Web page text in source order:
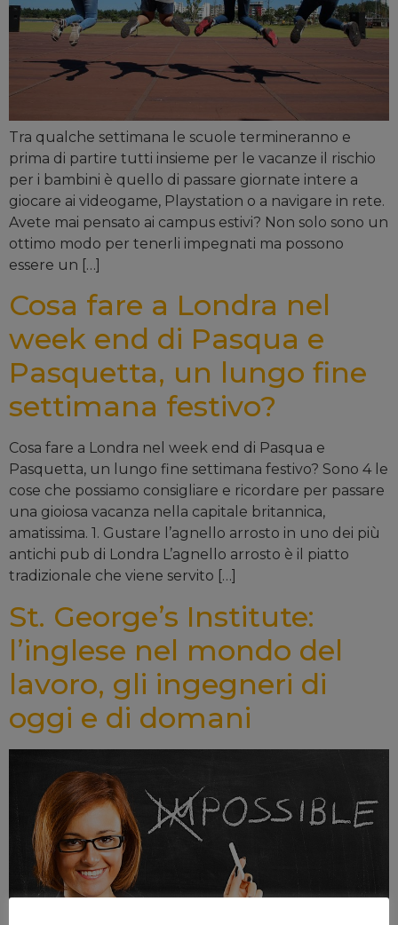
Tra qualche settimana le scuole termineranno e
prima di partire tutti insieme per le vacanze il rischio
per i bambini è quello di passare giornate intere a
giocare ai videogame, Playstation o a navigare in rete.
Avete mai pensato ai campus estivi? Non solo sono un
ottimo modo per tenerli impegnati ma possono
essere un […]
Cosa fare a Londra nel
week end di Pasqua e
Pasquetta, un lungo fine
settimana festivo?
Cosa fare a Londra nel week end di Pasqua e
Pasquetta, un lungo fine settimana festivo? Sono 4 le
cose che possiamo consigliare e ricordare per passare
una gioiosa vacanza nella capitale britannica,
amatissima. 1. Gustare l’agnello arrosto in uno dei più
antichi pub di Londra L’agnello arrosto è il piatto
tradizionale che viene servito […]
St. George’s Institute:
l’inglese nel mondo del
lavoro, gli ingegneri di
oggi e di domani